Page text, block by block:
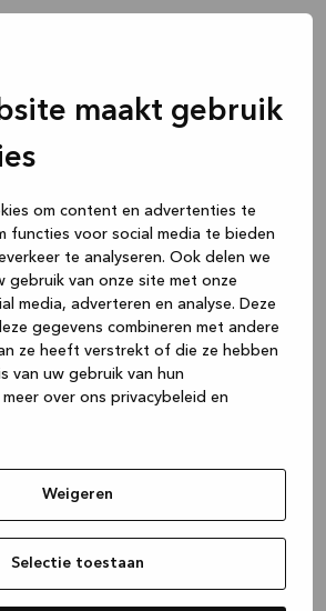
maakt gebruik
om content en advertenties te
functies voor social media te bieden
te analyseren. Ook delen we
gebruik van onze site met onze
media, adverteren en analyse. Deze
gegevens combineren met andere
ze heeft verstrekt of die ze hebben
van uw gebruik van hun
meer over ons privacybeleid en
Weigeren
Selectie toestaan
(see the browser console for more
information).